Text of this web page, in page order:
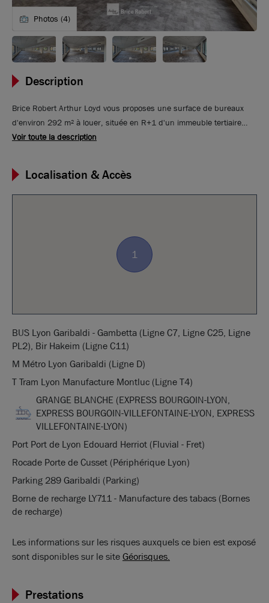
Photos (4)
Description
Brice Robert Arthur Loyd vous proposes une surface de bureaux
d'environ 292 m² à louer, située en R+1 d'un immeuble tertiaire
implanté dans un secteur central à forte attractivité économique.
commun, facilitant les déplacements des collaborateurs, ainsi qu'un
accès rapide aux principaux pôles économiques et services urbains.
Voir toute la description
Localisation & Accès
1
BUS Lyon Garibaldi - Gambetta (Ligne C7, Ligne C25, Ligne
PL2), Bir Hakeim (Ligne C11)
M Métro Lyon Garibaldi (Ligne D)
T Tram Lyon Manufacture Montluc (Ligne T4)
GRANGE BLANCHE (EXPRESS BOURGOIN-LYON,
EXPRESS BOURGOIN-VILLEFONTAINE-LYON, EXPRESS
VILLEFONTAINE-LYON)
Port Port de Lyon Edouard Herriot (Fluvial - Fret)
Rocade Porte de Cusset (Périphérique Lyon)
Parking 289 Garibaldi (Parking)
Borne de recharge LY711 - Manufacture des tabacs (Bornes
de recharge)
Les informations sur les risques auxquels ce bien est exposé
sont disponibles sur le siteGéorisques.
Prestations